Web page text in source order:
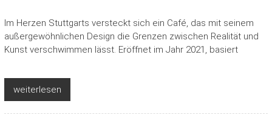
Im Herzen Stuttgarts versteckt sich ein Café, das mit seinem
außergewöhnlichen Design die Grenzen zwischen Realität und
Kunst verschwimmen lässt. Eröffnet im Jahr 2021, basiert
weiterlesen